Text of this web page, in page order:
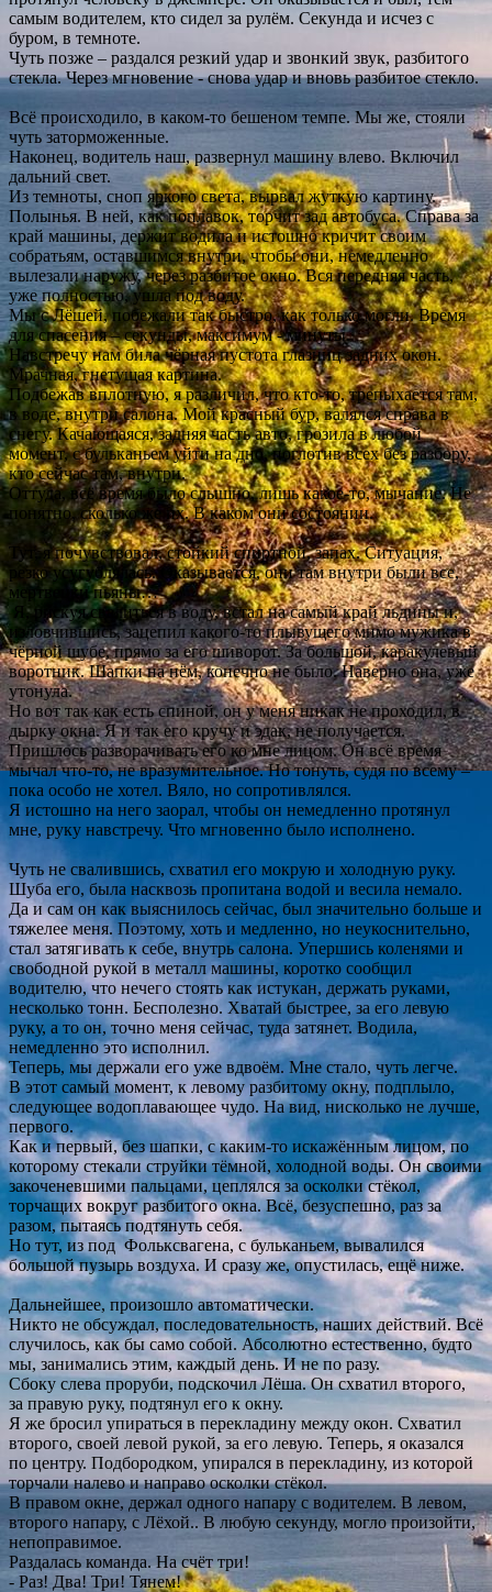
самым водителем, кто сидел за рулём. Секунда и исчез с
буром, в темноте.
Чуть позже – раздался резкий удар и звонкий звук, разбитого
стекла. Через мгновение - снова удар и вновь разбитое стекло.
Всё происходило, в каком-то бешеном темпе. Мы же, стояли
чуть заторможенные.
Наконец, водитель наш, развернул машину влево. Включил
дальний свет.
Из темноты, сноп яркого света, вырвал жуткую картину.
Полынья. В ней, как поплавок, торчит зад автобуса. Справа за
край машины, держит водила и истошно кричит своим
собратьям, оставшимся внутри, чтобы они, немедленно
вылезали наружу, через разбитое окно. Вся передняя часть,
уже полностью, ушла под воду.
Мы с Лёшей, побежали так быстро, как только могли. Время
для спасения – секунды, максимум - минуты.
Навстречу нам била чёрная пустота глазниц задних окон.
Мрачная, гнетущая картина.
Подбежав вплотную, я различил, что кто-то, трепыхается там,
в воде, внутри салона. Мой красный бур, валялся справа в
снегу. Качающаяся, задняя часть авто, грозила в любой
момент, с бульканьем уйти на дно, поглотив всех без разбору,
кто сейчас там, внутри.
Оттуда, всё время было слышно, лишь какое-то, мычание. Не
понятно, сколько же их. В каком они состоянии.
Тут, я почувствовал, стойкий спиртной, запах. Ситуация,
резко усугублялась. Оказывается, они там внутри были все,
мертвецки пьяны…
Я, рискуя свалиться в воду, встал на самый край льдины и,
изловчившись, зацепил какого-то плывущего мимо мужика в
чёрной шубе, прямо за его шиворот. За большой, каракулевый
воротник. Шапки на нём, конечно не было. Наверно она, уже
утонула.
Но вот так как есть спиной, он у меня никак не проходил, в
дырку окна. Я и так его кручу и эдак, не получается.
Пришлось разворачивать его ко мне лицом. Он всё время
мычал что-то, не вразумительное. Но тонуть, судя по всему –
пока особо не хотел. Вяло, но сопротивлялся.
Я истошно на него заорал, чтобы он немедленно протянул
мне, руку навстречу. Что мгновенно было исполнено.
Чуть не свалившись, схватил его мокрую и холодную руку.
Шуба его, была насквозь пропитана водой и весила немало.
Да и сам он как выяснилось сейчас, был значительно больше и
тяжелее меня. Поэтому, хоть и медленно, но неукоснительно,
стал затягивать к себе, внутрь салона. Упершись коленями и
свободной рукой в металл машины, коротко сообщил
водителю, что нечего стоять как истукан, держать руками,
несколько тонн. Бесполезно. Хватай быстрее, за его левую
руку, а то он, точно меня сейчас, туда затянет. Водила,
немедленно это исполнил.
Теперь, мы держали его уже вдвоём. Мне стало, чуть легче.
В этот самый момент, к левому разбитому окну, подплыло,
следующее водоплавающее чудо. На вид, нисколько не лучше,
первого.
Как и первый, без шапки, с каким-то искажённым лицом, по
которому стекали струйки тёмной, холодной воды. Он своими
закоченевшими пальцами, цеплялся за осколки стёкол,
торчащих вокруг разбитого окна. Всё, безуспешно, раз за
разом, пытаясь подтянуть себя.
Но тут, из под Фольксвагена, с бульканьем, вывалился
большой пузырь воздуха. И сразу же, опустилась, ещё ниже.
Дальнейшее, произошло автоматически.
Никто не обсуждал, последовательность, наших действий. Всё
случилось, как бы само собой. Абсолютно естественно, будто
мы, занимались этим, каждый день. И не по разу.
Сбоку слева проруби, подскочил Лёша. Он схватил второго,
за правую руку, подтянул его к окну.
Я же бросил упираться в перекладину между окон. Схватил
второго, своей левой рукой, за его левую. Теперь, я оказался
по центру. Подбородком, упирался в перекладину, из которой
торчали налево и направо осколки стёкол.
В правом окне, держал одного напару с водителем. В левом,
второго напару, с Лёхой.. В любую секунду, могло произойти,
непоправимое.
Раздалась команда. На счёт три!
- Раз! Два! Три! Тянем!